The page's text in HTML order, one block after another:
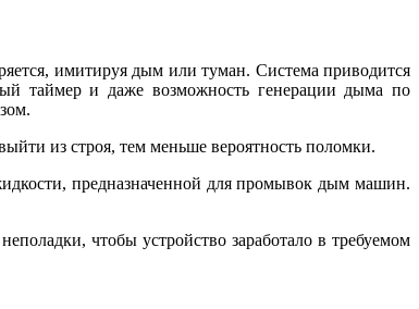
имитируя дым или туман. Система приводится
таймер и даже возможность генерации дыма по
из строя, тем меньше вероятность поломки.
предназначенной для промывок дым машин.
чтобы устройство заработало в требуемом